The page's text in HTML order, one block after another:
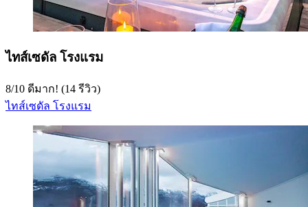
ไทส์เซดัล โรงแรม
8/10 ดีมาก! (14 รีวิว)
ไทส์เซดัล โรงแรม